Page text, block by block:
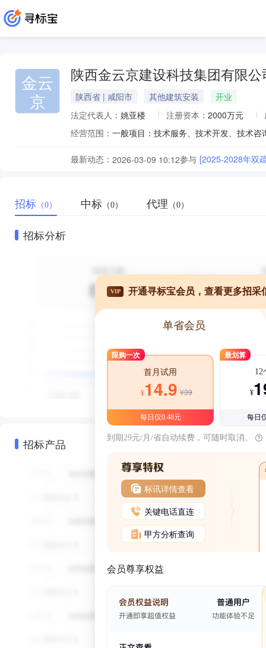
金云
京
陕西金云京建设科技集团有限公
陕西省 | 咸阳市 其他建筑安装
开业
法定代表人： 姚亚楼 注册资本： 2000万元
经营范围：
最新动态： 2026-03-09 10:12参与 [2025-2028年双
招标 （0） 中标 （0） 代理 （0）
招标分析
招标产品
VIP 开通寻标宝会员，查看更多招采
单省会员
限购一次
首月试用
¥14.9 ¥39
每日仅0.48元
最划算
12
¥
每日
到期29元/月/省自动续费，可随时取消。
标讯详情查看
关键电话直连
甲方分析查询
会员尊享权益